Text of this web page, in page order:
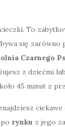
To
się zarówno
Czarnego
z dziećmi
45 minut z
rynku z jego